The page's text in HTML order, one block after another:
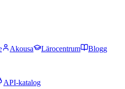
Akousa Lärocentrum
Blogg
API-katalog